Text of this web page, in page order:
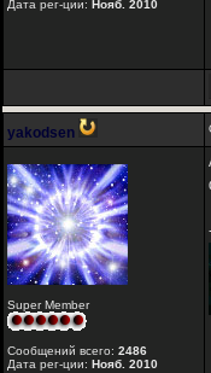
Дата рег-ции: Нояб. 2010
yakodsen
Super Member
Сообщений всего: 2486
Дата рег-ции: Нояб. 2010